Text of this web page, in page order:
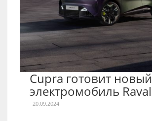
Cupra готовит новый
электромобиль Raval
20.09.2024